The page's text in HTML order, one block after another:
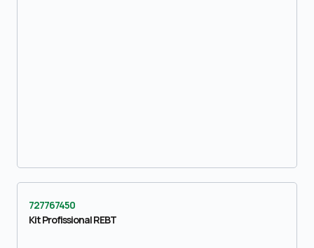
727767450
Kit Profissional REBT